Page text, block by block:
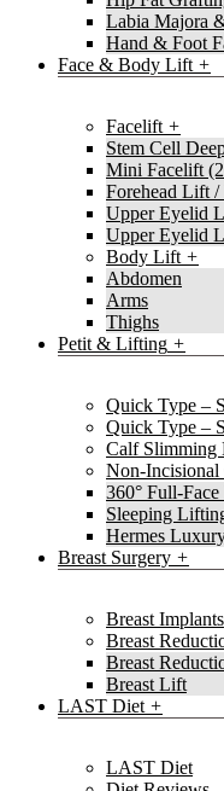
Labia Majora
Hand & Foot
Face & Body Lift
Facelift
Stem Cell
Mini Facelift
Forehead Lift /
Upper Eyelid
Upper Eyelid
Body Lift
Abdomen
Arms
Thighs
Petit & Lifting
Quick Type –
Quick Type –
Calf Slimming
Non-
360° Full-
Sleeping
Hermes
Breast Surgery
Breast Implants
Breast
Breast
Breast Lift
LAST Diet
LAST Diet